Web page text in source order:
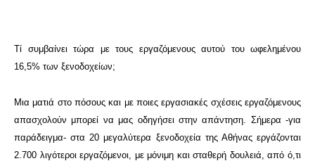
Τί συμβαίνει τώρα με τους εργαζόμενους αυτού του ωφελημένου
16,5% των ξενοδοχείων;
Μια ματιά στο πόσους και με ποιες εργασιακές σχέσεις εργαζόμενους
απασχολούν μπορεί να μας οδηγήσει στην απάντηση. Σήμερα -για
παράδειγμα- στα 20 μεγαλύτερα ξενοδοχεία της Αθήνας εργάζονται
2.700 λιγότεροι εργαζόμενοι, με μόνιμη και σταθερή δουλειά, από ό,τι